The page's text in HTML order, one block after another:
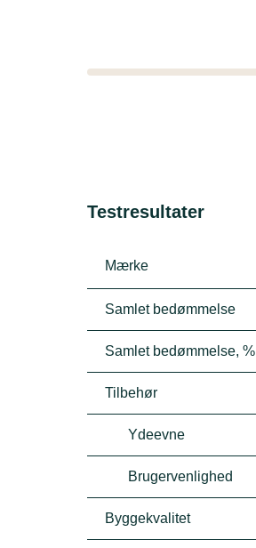
Testresultater
Mærke
Samlet bedømmelse
Samlet bedømmelse, %
Tilbehør
Ydeevne
Brugervenlighed
Byggekvalitet